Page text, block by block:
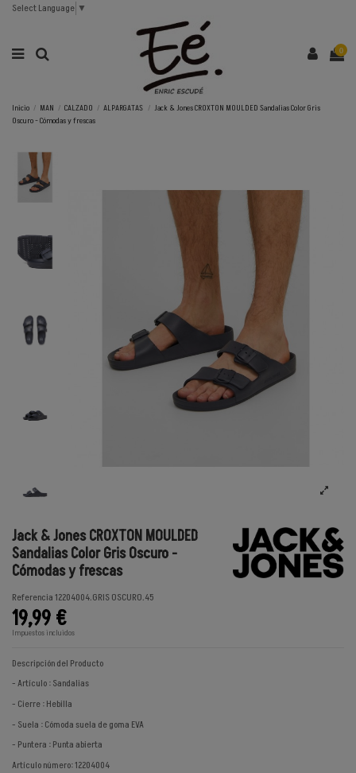
Select Language ▼
0
Inicio MAN CALZADO ALPARGATAS
Jack & Jones CROXTON MOULDED Sandalias Color Gris
Oscuro - Cómodas y frescas
Jack & Jones CROXTON MOULDED
Sandalias Color Gris Oscuro -
Cómodas y frescas
Referencia12204004.GRIS OSCURO.45
19,99 €
Impuestos incluidos
Descripción del Producto
- Artículo : Sandalias
- Cierre : Hebilla
- Suela : Cómoda suela de goma EVA
- Puntera : Punta abierta
Artículo número: 12204004